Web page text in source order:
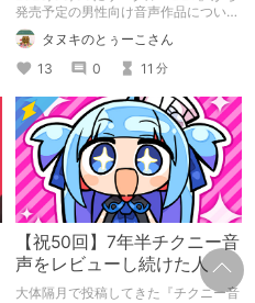
作陣にインタビュー！🎤
発売予定の男性向け音声作品について
逆神ラニさんと不束こけしさんにお話
聞いちゃいました！夏コミに関する告
知もあります！
タヌキのとぅーこさん
13
0 11 分
【祝50回】7年半チクニー音
声をレビューし続けた人
大体隔月で投稿してきた『チクニー音